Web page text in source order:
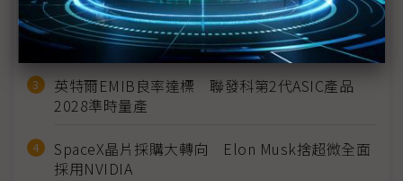
2027全年記憶體產能提前售罄 買家「祕而不
宣」只怕買不夠
英特爾EMIB良率達標 聯發科第2代ASIC產品
2028準時量產
SpaceX晶片採購大轉向 Elon Musk捨超微全面
採用NVIDIA